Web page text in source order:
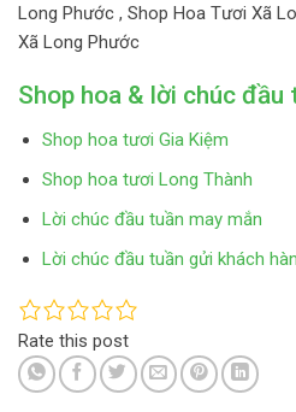
Long Phước , Shop Hoa Tươi Xã
Xã Long Phước
Shop hoa & lời chúc
Shop hoa tươi Gia Kiệm
Shop hoa tươi Long Thành
Lời chúc đầu tuần may mắn
Lời chúc đầu tuần gửi khách
Rate this post